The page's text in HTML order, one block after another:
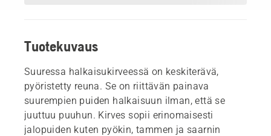
Tuotekuvaus
Suuressa halkaisukirveessä on keskiterävä,
pyöristetty reuna. Se on riittävän painava
suurempien puiden halkaisuun ilman, että se
juuttuu puuhun. Kirves sopii erinomaisesti
jalopuiden kuten pyökin, tammen ja saarnin